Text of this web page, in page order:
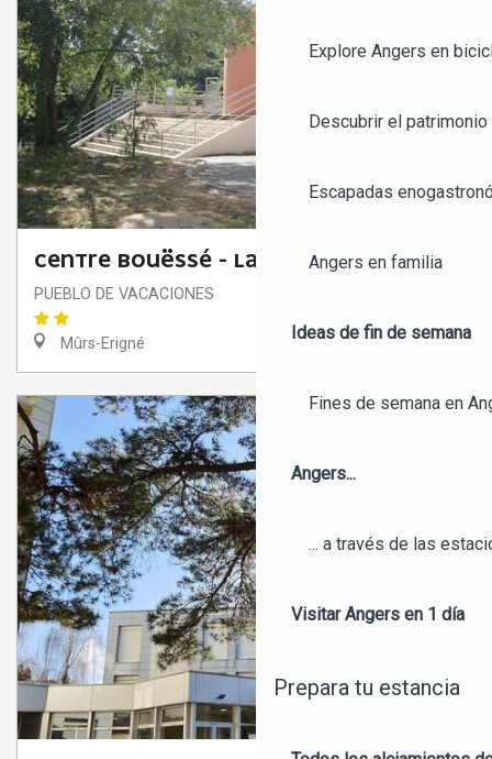
Explore Angers en
Descubrir el
Escapadas
Angers en familia
Ideas de fin de semana
Fines de semana en
Angers...
... a través de las
Visitar Angers en 1 día
Prepara tu estancia
CENTRE BOUËSSÉ - LA GARENNE
PUEBLO DE VACACIONES
Mûrs-Erigné